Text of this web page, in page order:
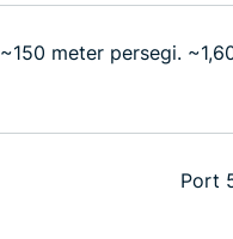
~150 meter persegi.
Port